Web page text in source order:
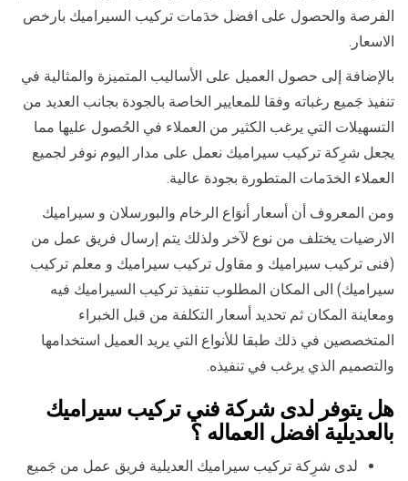
الفرصة والحصول على افضل خدَمات تركيب السيراميك بارخص
الاسعار.
بالإضافة إلى حصول العميل على الأساليب المتميزة والمثالية في
تنفيذ جَميع رغباته وفقا للمعايير الخاصة بالجودة بجانب العديد من
التسهيلات التي يرغب الكثير من العملاء في الحُصول عليها مما
يجعل شرِكة تركيب سيراميك نعمل على مدار اليوم نوفر لجميع
العملاء الخدَمات المتطورة بجودة عالية.
ومن المعروف أن أسعار أنوَاع الرخام والبورسلان و سيراميك
الارضيات يختلف من نوع لآخر ولذلك يتم إرسال فريق عمل من
(فنى تركيب سيراميك و مقاول تركيب سيراميك و معلم تركيب
سيراميك) الى المكان المطلوب تنفيذ تركيب السيراميك فيه
ومعاينة المكان ثم تحديد أسعار التكلفة من قبل الخبراء
المتخصصين في ذلك طبقا للأنواع التي يريد العميل استخدامها
والتصميم الذي يرغب في تنفيذه.
هل يتوفر لدى شركة فني تركيب سيراميك
بالعديلية افضل العماله ؟
لدى شرِكة تركيب سيراميك العديلية فريق عمل من جَميع